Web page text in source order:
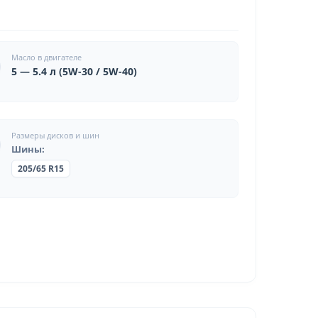
Масло в двигателе
5 — 5.4 л (5W-30 / 5W-40)
Размеры дисков и шин
Шины:
205/65 R15